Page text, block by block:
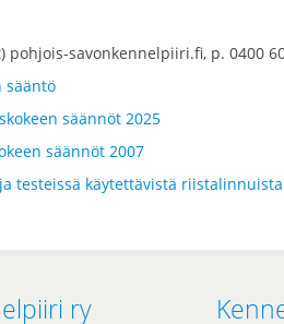
pohjois-savonkennelpiiri.fi, p. 0400
sääntö
säännöt 2025
säännöt 2007
testeissä käytettävistä
ry